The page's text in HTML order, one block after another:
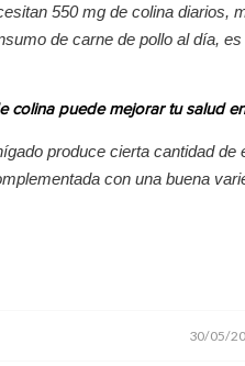
550 mg de colina diarios,
de carne de pollo al día,
colina puede mejorar tu salud
produce cierta cantidad
con una buena
30/05/
/